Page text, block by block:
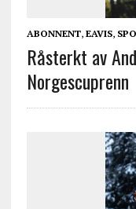
ABONNENT, EAVIS,
Råsterkt av
Norgescuprenn